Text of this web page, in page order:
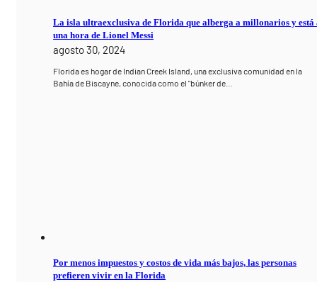
La isla ultraexclusiva de Florida que alberga a millonarios y está
una hora de Lionel Messi
agosto 30, 2024
Florida es hogar de Indian Creek Island, una exclusiva comunidad en la
Bahía de Biscayne, conocida como el "búnker de…
Por menos impuestos y costos de vida más bajos, las personas
prefieren vivir en la Florida